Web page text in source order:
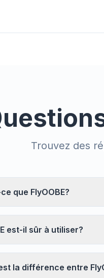
Trouvez des
que FlyOOBE?
est-il sûr à utiliser?
la différence entre